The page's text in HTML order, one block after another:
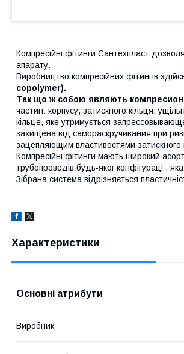
Компресійні фітинги Сантехпласт
апарату.
Виробництво компресійних фітингів
copolymer).
Так що ж собою являють
частин: корпусу, затискного кільця,
кільце, яке утримується
захищена від самораскручивания при
зацепляющим властивостями затискного
Компресійні фітинги мають широкий
трубопроводів будь-якої конфігурації,
Зібрана система відрізняється
Характеристики
Основні атрибути
Виробник